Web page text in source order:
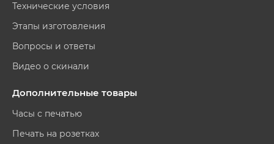
Технические условия
Этапы изготовления
Вопросы и ответы
Видео о скинали
Дополнительные товары
Часы с печатью
Печать на розетках